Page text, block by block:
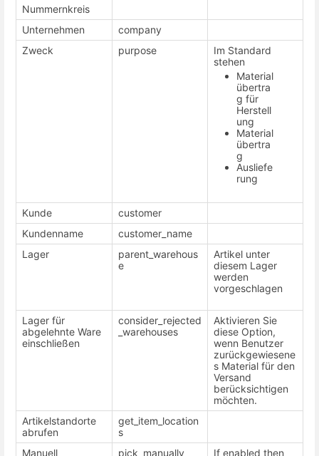
Nummernkreis
Unternehmen
company
Zweck
purpose
Im Standard
stehen
Material
übertra
g für
Herstell
ung
Material
übertra
g
Ausliefe
rung
Kunde
customer
Kundenname
customer_name
Lager
parent_warehous
e
Artikel unter
diesem Lager
werden
vorgeschlagen
Lager für
abgelehnte Ware
einschließen
consider_rejected
_warehouses
Aktivieren Sie
diese Option,
wenn Benutzer
zurückgewiesene
s Material für den
Versand
berücksichtigen
möchten.
Artikelstandorte
abrufen
get_item_location
s
Manuell
pick_manually If enabled then